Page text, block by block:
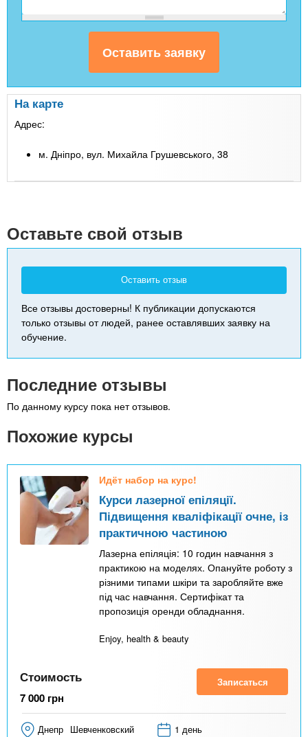
На карте
Адрес:
м. Дніпро, вул. Михайла Грушевського, 38
Оставьте свой отзыв
Оставить отзыв
Все отзывы достоверны! К публикации допускаются
только отзывы от людей, ранее оставлявших заявку на
обучение.
Последние отзывы
По данному курсу пока нет отзывов.
Похожие курсы
Идёт набор на курс!
Курси лазерної епіляції.
Підвищення кваліфікації очне, із
практичною частиною
Лазерна епіляція: 10 годин навчання з
практикою на моделях. Опануйте роботу з
різними типами шкіри та заробляйте вже
під час навчання. Сертифікат та
пропозиція оренди обладнання.
Enjoy, health & beauty
Стоимость
7 000 грн
Записаться
Днепр Шевченковский 1 день